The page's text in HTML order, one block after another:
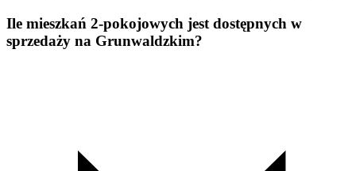
Ile mieszkań 2-pokojowych jest dostępnych w
sprzedaży na Grunwaldzkim?